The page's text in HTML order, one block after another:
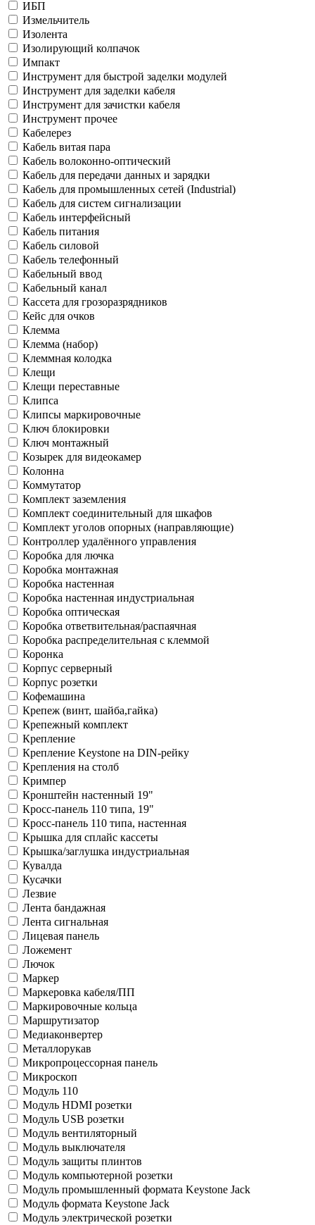
ИБП
Измельчитель
Изолента
Изолирующий колпачок
Импакт
Инструмент для быстрой заделки модулей
Инструмент для заделки кабеля
Инструмент для зачистки кабеля
Инструмент прочее
Кабелерез
Кабель витая пара
Кабель волоконно-оптический
Кабель для передачи данных и зарядки
Кабель для промышленных сетей (Industrial)
Кабель для систем сигнализации
Кабель интерфейсный
Кабель питания
Кабель силовой
Кабель телефонный
Кабельный ввод
Кабельный канал
Кассета для грозоразрядников
Кейс для очков
Клемма
Клемма (набор)
Клеммная колодка
Клещи
Клещи переставные
Клипса
Клипсы маркировочные
Ключ блокировки
Ключ монтажный
Козырек для видеокамер
Колонна
Коммутатор
Комплект заземления
Комплект соединительный для шкафов
Комплект уголов опорных (направляющие)
Контроллер удалённого управления
Коробка для лючка
Коробка монтажная
Коробка настенная
Коробка настенная индустриальная
Коробка оптическая
Коробка ответвительная/распаячная
Коробка распределительная с клеммой
Коронка
Корпус cерверный
Корпус розетки
Кофемашина
Крепеж (винт, шайба,гайка)
Крепежный комплект
Крепление
Крепление Keystone на DIN-рейку
Крепления на столб
Кримпер
Кронштейн настенный 19"
Кросс-панель 110 типа, 19"
Кросс-панель 110 типа, настенная
Крышка для сплайс кассеты
Крышка/заглушка индустриальная
Кувалда
Кусачки
Лезвие
Лента бандажная
Лента сигнальная
Лицевая панель
Ложемент
Лючок
Маркер
Маркеровка кабеля/ПП
Маркировочные кольца
Маршрутизатор
Медиаконвертер
Металлорукав
Микропроцессорная панель
Микроскоп
Модуль 110
Модуль HDMI розетки
Модуль USB розетки
Модуль вентиляторный
Модуль выключателя
Модуль защиты плинтов
Модуль компьютерной розетки
Модуль промышленный формата Keystone Jack
Модуль формата Keystone Jack
Модуль электрической розетки